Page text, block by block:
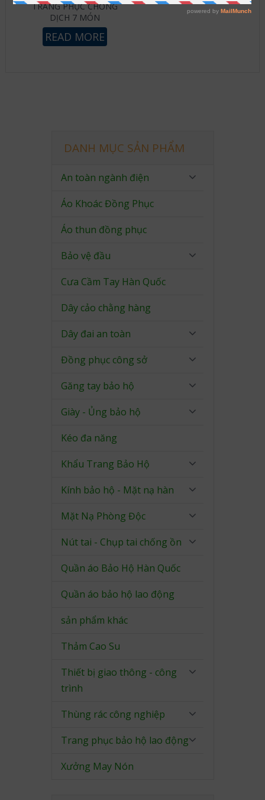
TRANG PHỤC CHỐNG
DỊCH 7 MÓN
READ MORE
DANH MỤC SẢN PHẨM
An toàn ngành điện
Áo Khoác Đồng Phục
Áo thun đồng phục
Bảo vệ đầu
Cưa Cầm Tay Hàn Quốc
Dây cảo chằng hàng
Dây đai an toàn
Đồng phục công sở
Găng tay bảo hộ
Giày - Ủng bảo hộ
Kéo đa năng
Khẩu Trang Bảo Hộ
Kính bảo hộ - Mặt nạ hàn
Mặt Nạ Phòng Độc
Nút tai - Chụp tai chống ồn
Quần áo Bảo Hộ Hàn Quốc
Quần áo bảo hộ lao động
sản phẩm khác
Thảm Cao Su
Thiết bị giao thông - công
trình
Thùng rác công nghiệp
Trang phục bảo hộ lao động
Xưởng May Nón